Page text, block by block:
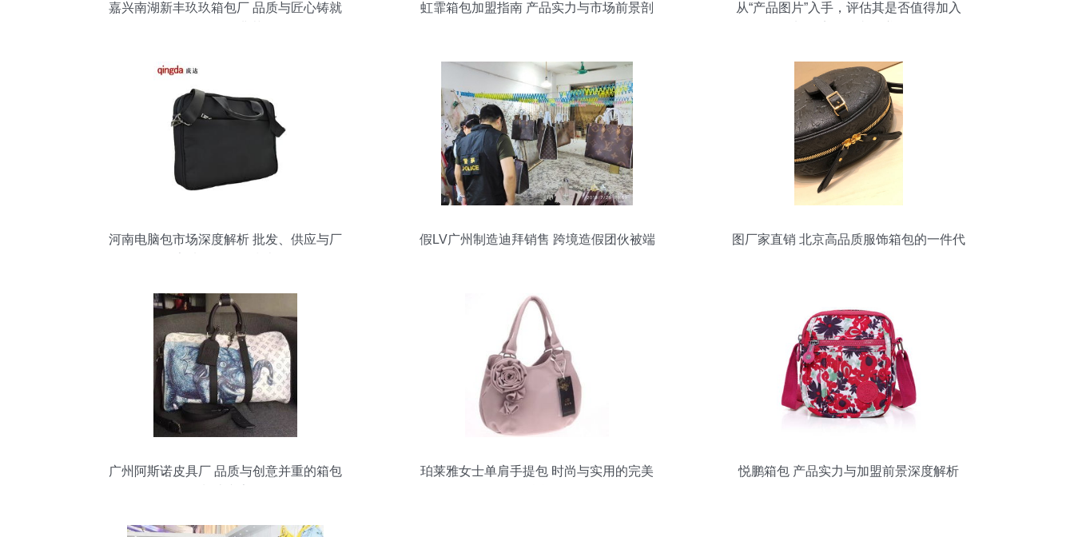
嘉兴南湖新丰玖玖箱包厂 品质与匠心铸就
虹霏箱包加盟指南 产品实力与市场前景剖
从“产品图片”入手，评估其是否值得加入
河南电脑包市场深度解析 批发、供应与厂
假LV广州制造迪拜销售 跨境造假团伙被端
图厂家直销 北京高品质服饰箱包的一件代
广州阿斯诺皮具厂 品质与创意并重的箱包
珀莱雅女士单肩手提包 时尚与实用的完美
悦鹏箱包 产品实力与加盟前景深度解析